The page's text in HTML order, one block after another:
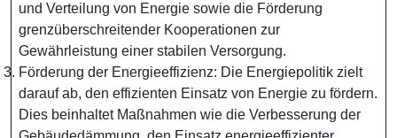
und Verteilung von Energie sowie die Förderung
grenzüberschreitender Kooperationen zur
Gewährleistung einer stabilen Versorgung.
Förderung der Energieeffizienz: Die Energiepolitik zielt
darauf ab, den effizienten Einsatz von Energie zu fördern.
Dies beinhaltet Maßnahmen wie die Verbesserung der